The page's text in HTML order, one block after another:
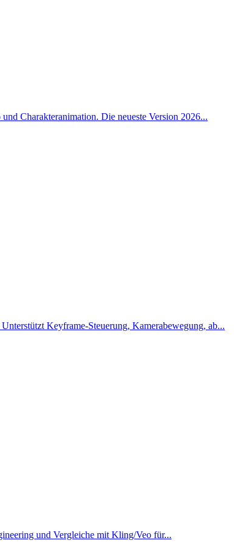
Charakteranimation. Die neueste Version 2026...
Keyframe-Steuerung, Kamerabewegung, ab...
und Vergleiche mit Kling/Veo für...